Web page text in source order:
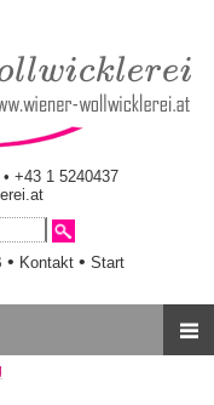
+43 1 5240437
• Kontakt •Start